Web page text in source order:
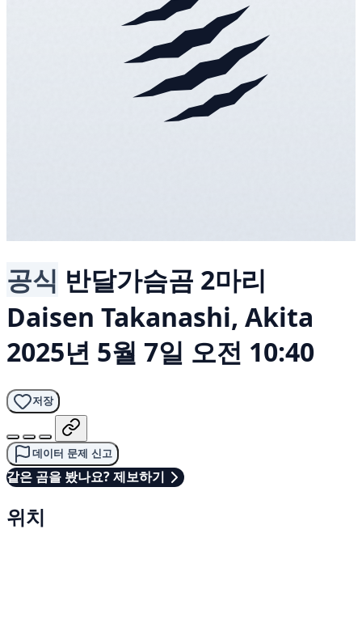
공식 반달가슴곰 2마리
Daisen Takanashi, Akita
2025년 5월 7일 오전 10:40
저장
데이터 문제 신고
같은 곰을 봤나요? 제보하기
위치